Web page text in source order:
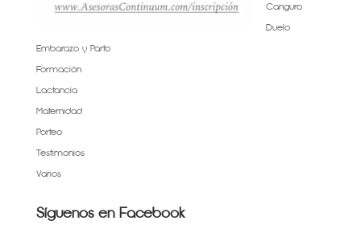
Canguro
Duelo
Embarazo y Parto
Formación
Lactancia
Maternidad
Porteo
Testimonios
Varios
Síguenos en Facebook